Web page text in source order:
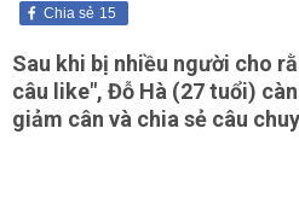
15
Chia sẻ
Sau khi bị nhiều người cho
câu like", Đỗ Hà (27 tuổi)
giảm cân và chia sẻ câu